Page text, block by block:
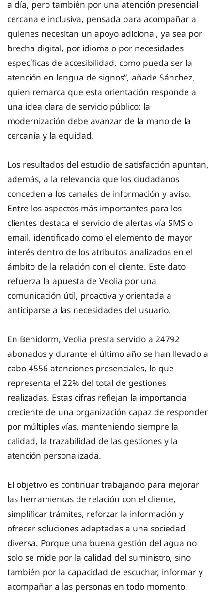
a día, pero también por una atención presencial
cercana e inclusiva, pensada para acompañar a
quienes necesitan un apoyo adicional, ya sea por
brecha digital, por idioma o por necesidades
específicas de accesibilidad, como pueda ser la
atención en lengua de signos”, añade Sánchez,
quien remarca que esta orientación responde a
una idea clara de servicio público: la
modernización debe avanzar de la mano de la
cercanía y la equidad.
Los resultados del estudio de satisfacción apuntan,
además, a la relevancia que los ciudadanos
conceden a los canales de información y aviso.
Entre los aspectos más importantes para los
clientes destaca el servicio de alertas vía SMS o
email, identificado como el elemento de mayor
interés dentro de los atributos analizados en el
ámbito de la relación con el cliente. Este dato
refuerza la apuesta de Veolia por una
comunicación útil, proactiva y orientada a
anticiparse a las necesidades del usuario.
En Benidorm, Veolia presta servicio a 24792
abonados y durante el último año se han llevado a
cabo 4556 atenciones presenciales, lo que
representa el 22% del total de gestiones
realizadas. Estas cifras reflejan la importancia
creciente de una organización capaz de responder
por múltiples vías, manteniendo siempre la
calidad, la trazabilidad de las gestiones y la
atención personalizada.
El objetivo es continuar trabajando para mejorar
las herramientas de relación con el cliente,
simplificar trámites, reforzar la información y
ofrecer soluciones adaptadas a una sociedad
diversa. Porque una buena gestión del agua no
solo se mide por la calidad del suministro, sino
también por la capacidad de escuchar, informar y
acompañar a las personas en todo momento.